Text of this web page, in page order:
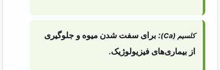
کلسیم (Ca) : برای سفت شدن میوه و جلوگیری
از بیماری‌های فیزیولوژیک.